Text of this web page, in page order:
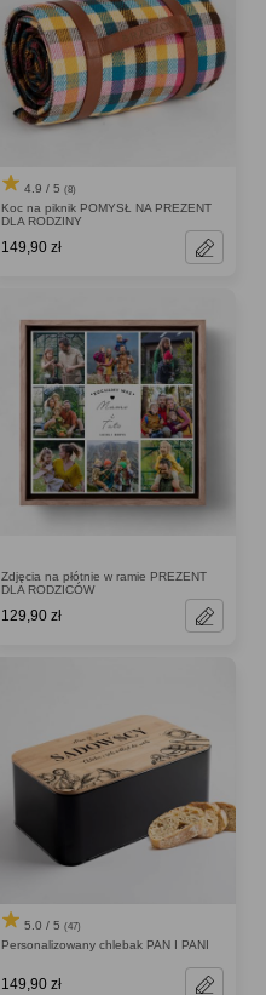
4.9 / 5 (8)
Koc na piknik POMYSŁ NA PREZENT
DLA RODZINY
149,90 zł
Zdjęcia na płótnie w ramie PREZENT
DLA RODZICÓW
129,90 zł
5.0 / 5 (47)
Personalizowany chlebak PAN I PANI
149,90 zł